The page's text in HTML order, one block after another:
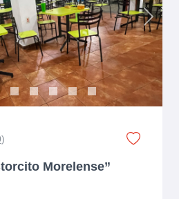
Next
)
Morelense”